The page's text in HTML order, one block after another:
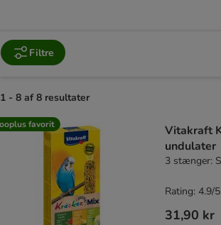
Filtre
1 - 8 af 8 resultater
product items have been changed
favorit
Vitakraft
undulater
3 stænger:
31,90 kr
Rating: 4.9/5